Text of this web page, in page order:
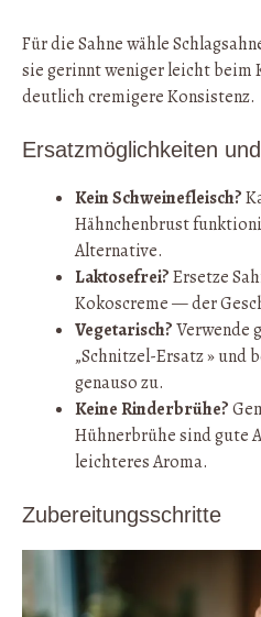
Für die Sahne wähle
sie gerinnt weniger leicht beim
deutlich cremigere Konsistenz.
Ersatzmöglichkeiten
Kein Schweinefleisch?
Hähnchenbrust
Alternative.
Laktosefrei?Ersetze
Kokoscreme — der
Vegetarisch?Verwende
„Schnitzel-Ersatz » und
genauso zu.
Keine Rinderbrühe?
Hühnerbrühe sind gute
leichteres Aroma.
Zubereitungsschritte